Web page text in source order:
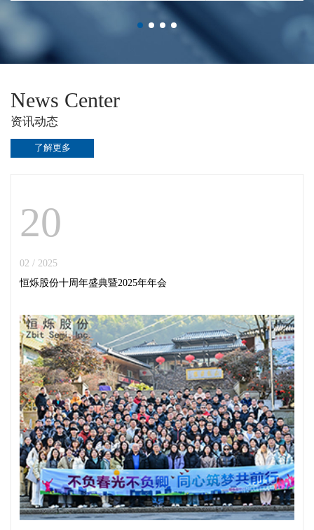
News Center
资讯动态
了解更多
20
02 / 2025
恒烁股份十周年盛典暨2025年年会